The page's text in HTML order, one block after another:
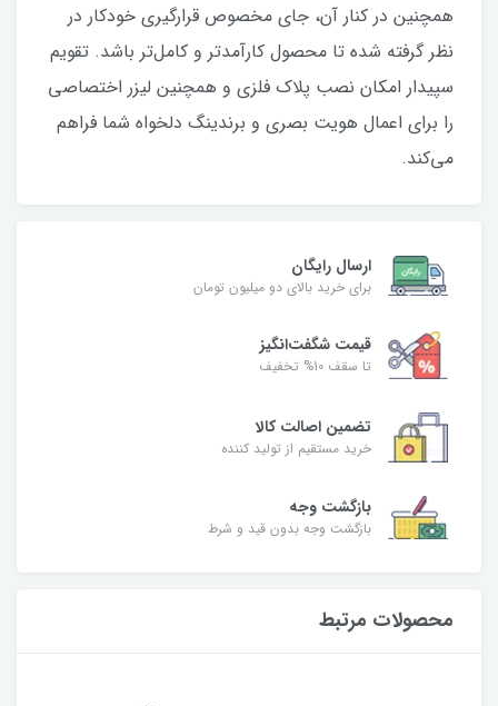
همچنین در کنار آن، جای مخصوص قرارگیری خودکار در
نظر گرفته شده تا محصول کارآمدتر و کامل‌تر باشد. تقویم
سپیدار امکان نصب پلاک فلزی و همچنین لیزر اختصاصی
را برای اعمال هویت بصری و برندینگ دلخواه شما فراهم
می‌کند.
ارسال رایگان
برای خرید بالای دو میلیون تومان
قیمت شگفت‌انگیز
تا سقف 10% تخفیف
تضمین اصالت کالا
خرید مستقیم از تولید کننده
بازگشت وجه
بازگشت وجه بدون قید و شرط
محصولات مرتبط